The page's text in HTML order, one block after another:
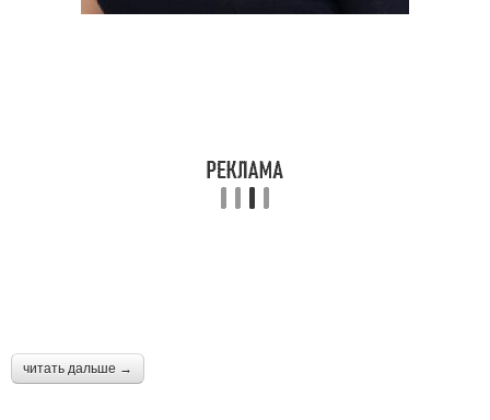
читать дальше →